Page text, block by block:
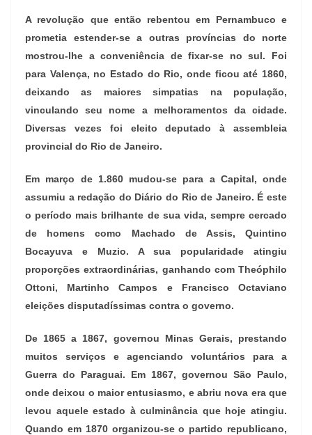
A revolução que então rebentou em Pernambuco e
prometia estender-se a outras províncias do norte
mostrou-lhe a conveniência de fixar-se no sul. Foi
para Valença, no Estado do Rio, onde ficou até 1860,
deixando as maiores simpatias na população,
vinculando seu nome a melhoramentos da cidade.
Diversas vezes foi eleito deputado à assembleia
provincial do Rio de Janeiro.
Em março de 1.860 mudou-se para a Capital, onde
assumiu a redação do Diário do Rio de Janeiro. É este
o período mais brilhante de sua vida, sempre cercado
de homens como Machado de Assis, Quintino
Bocayuva e Muzio. A sua popularidade atingiu
proporções extraordinárias, ganhando com Theóphilo
Ottoni, Martinho Campos e Francisco Octaviano
eleições disputadíssimas contra o governo.
De 1865 a 1867, governou Minas Gerais, prestando
muitos serviços e agenciando voluntários para a
Guerra do Paraguai. Em 1867, governou São Paulo,
onde deixou o maior entusiasmo, e abriu nova era que
levou aquele estado à culminância que hoje atingiu.
Quando em 1870 organizou-se o partido republicano,